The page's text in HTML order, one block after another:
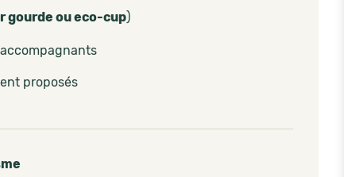
gourde ou eco-cup)
proposés